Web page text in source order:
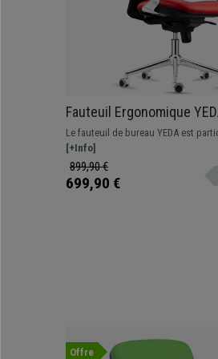
Fauteuil Ergonomique
Haut, Piétement
Noir et Rouge
Le fauteuil de bureau YEDA est
confortable et ergonomique grâce à
dossier et son support lombaire
[+Info]
899,90 €
699,90 €
Offre